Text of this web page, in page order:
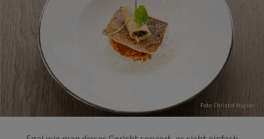
Foto: Christof Wagner